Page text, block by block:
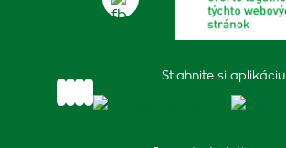
Stiahnite si aplikáciu